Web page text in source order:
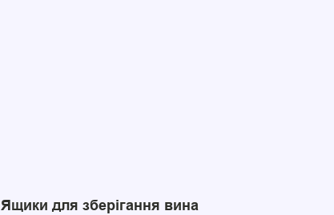
Ящики для зберігання вина